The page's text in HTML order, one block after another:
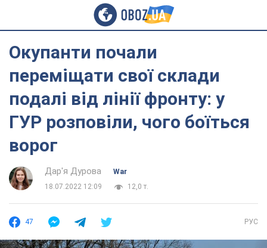
Окупанти почали
переміщати свої склади
подалі від лінії фронту: у
ГУР розповіли, чого боїться
ворог
Дар'я Дурова
War
18.07.2022 12:09
12,0 т.
47 РУС